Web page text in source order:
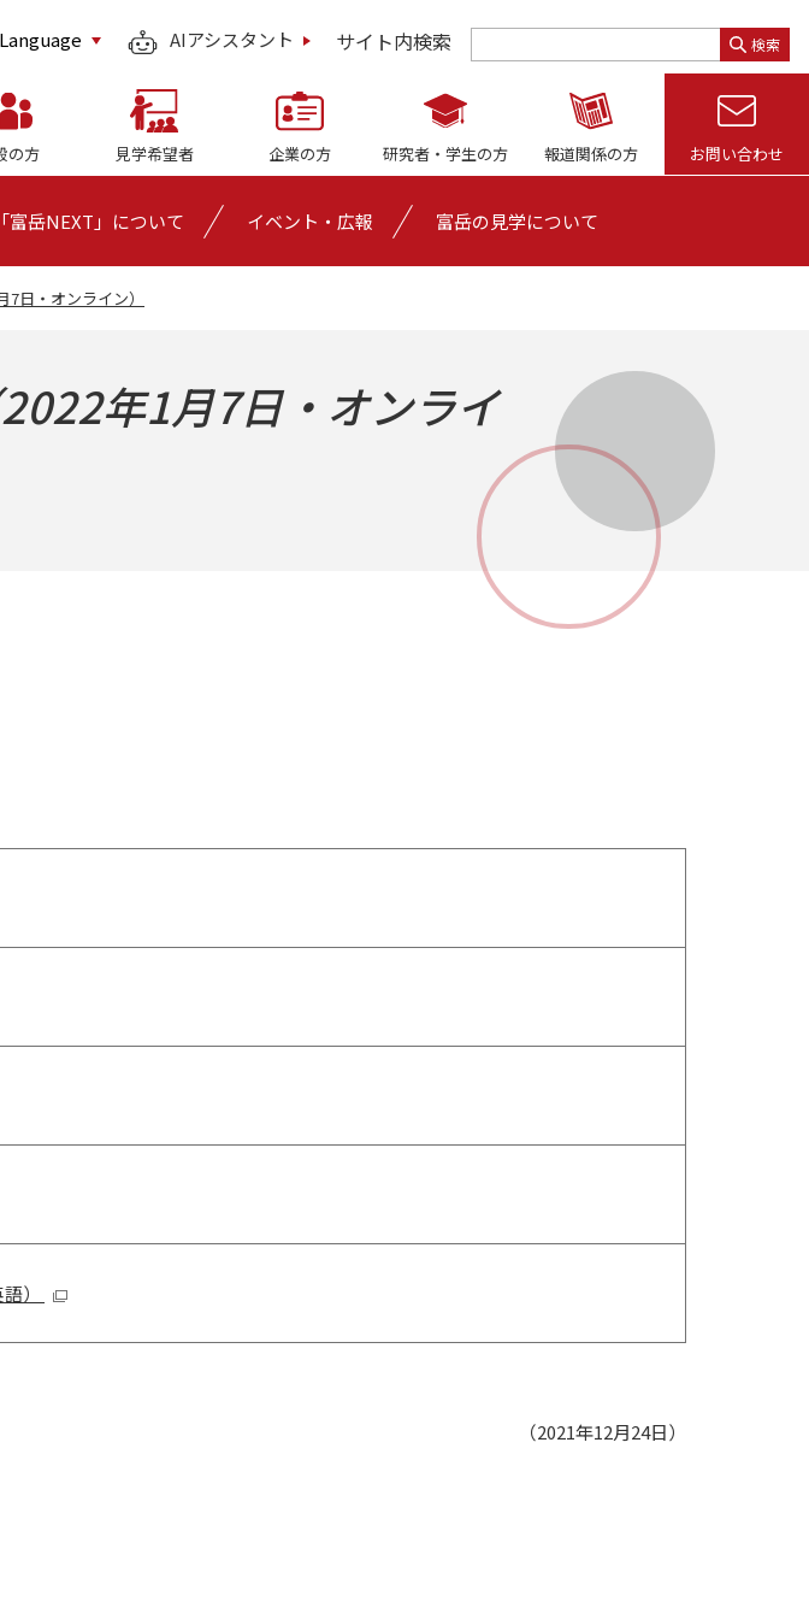
の方 見学希望者 企業の方 研究者・ 学生の方 報道関係の方 お問い合わせ
「富岳NEXT」について イベント・広報 富岳の見学について
Language AIアシスタント サイト内検索 検索
日・オンライン）
年1月7日・オンライ
）
（2021年12月24日）